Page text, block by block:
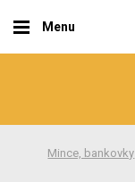
Menu
Mince, bankovky